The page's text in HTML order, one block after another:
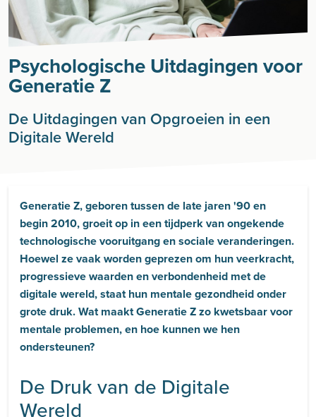
Psychologische Uitdagingen voor
Generatie Z
De Uitdagingen van Opgroeien in een
Digitale Wereld
Generatie Z, geboren tussen de late jaren '90 en
begin 2010, groeit op in een tijdperk van ongekende
technologische vooruitgang en sociale veranderingen.
Hoewel ze vaak worden geprezen om hun veerkracht,
progressieve waarden en verbondenheid met de
digitale wereld, staat hun mentale gezondheid onder
grote druk. Wat maakt Generatie Z zo kwetsbaar voor
mentale problemen, en hoe kunnen we hen
ondersteunen?
De Druk van de Digitale
Wereld